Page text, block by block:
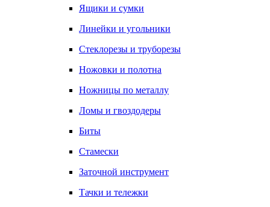
Ящики и сумки
Линейки и угольники
Стеклорезы и труборезы
Ножовки и полотна
Ножницы по металлу
Ломы и гвоздодеры
Биты
Стамески
Заточной инструмент
Тачки и тележки